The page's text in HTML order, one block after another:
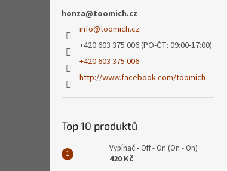
honza@toomich.cz
info@toomich.cz
+420 603 375 006 (PO-ČT: 09:00-17:00)
+420 603 375 006
http://www.facebook.com/toomich
Top 10 produktů
Vypínač - Off - On (On - On)
420 Kč